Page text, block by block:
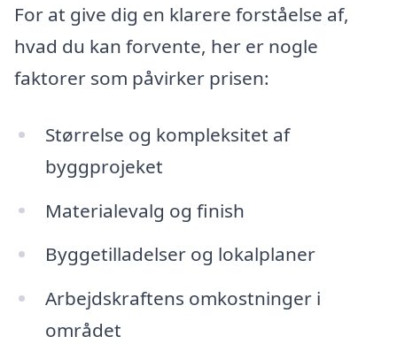
For at give dig en klarere forståelse af,
hvad du kan forvente, her er nogle
faktorer som påvirker prisen:
Størrelse og kompleksitet af
byggprojeket
Materialevalg og finish
Byggetilladelser og lokalplaner
Arbejdskraftens omkostninger i
området